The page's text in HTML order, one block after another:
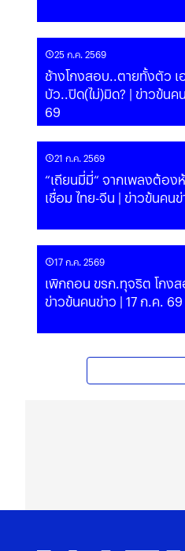
25 ก.ค. 2569
ช้างโกงสอบ..ตายทั้งตัว เ
บัว..ปิด(ไม่)มิด? | ข่าวข้นคนข่าว | 25 ก.ค.
69
21 ก.ค. 2569
“เถียนมี่มี่“ จากเพลงต้อง
เชื่อม ไทย-จีน | ข่าวข้นคน
17 ก.ค. 2569
เพิกถอน ขรก.ทุจริต โกง
ข่าวข้นคนข่าว | 17 ก.ค. 69